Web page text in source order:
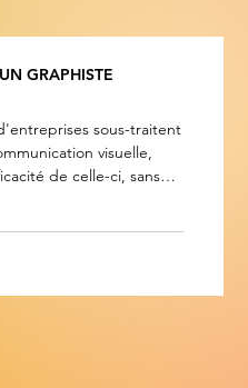
GRAPHISTE
sous-traitent
visuelle,
de celle-ci, sans